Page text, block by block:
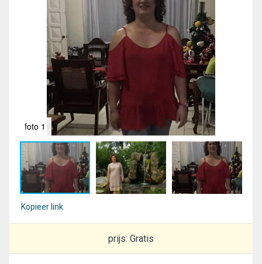
foto 1
Kopieer link
prijs: Gratis